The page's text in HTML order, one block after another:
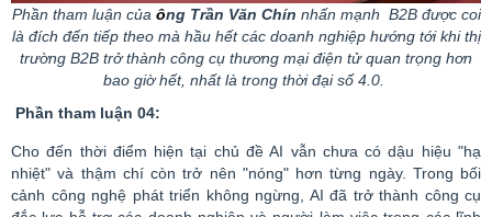
Phần tham luận của ông Trần Văn Chín nhấn mạnh B2B được coi
là đích đến tiếp theo mà hầu hết các doanh nghiệp hướng tới khi thị
trường B2B trở thành công cụ thương mại điện tử quan trọng hơn
bao giờ hết, nhất là trong thời đại số 4.0.
Phần tham luận 04:
Cho đến thời điểm hiện tại chủ đề AI vẫn chưa có dậu hiệu "hạ
nhiệt" và thậm chí còn trở nên "nóng" hơn từng ngày. Trong bối
cảnh công nghệ phát triển không ngừng, AI đã trở thành công cụ